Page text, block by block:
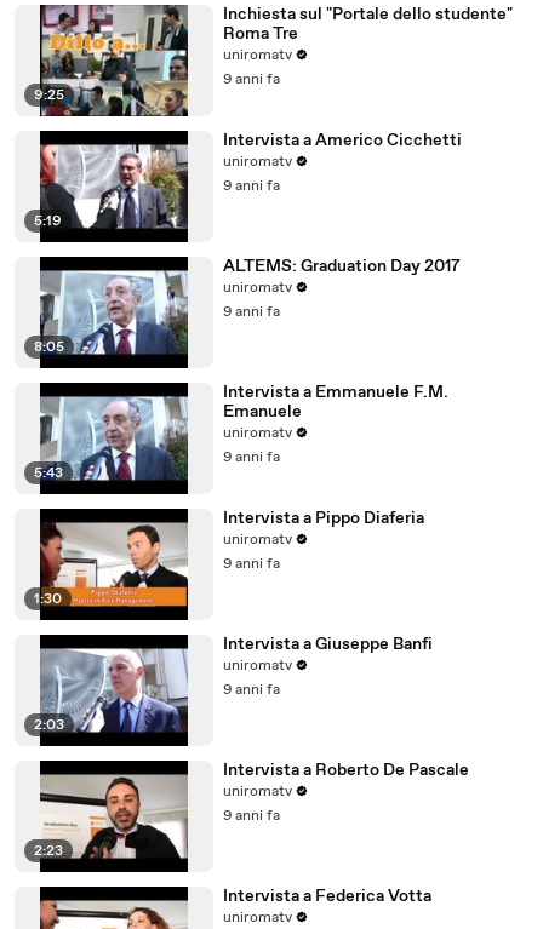
9:25
Inchiesta sul "Portale dello studente"
Roma Tre
uniromatv
9 anni fa
5:19
Intervista a Americo Cicchetti
uniromatv
9 anni fa
8:05
ALTEMS: Graduation Day 2017
uniromatv
9 anni fa
5:43
Intervista a Emmanuele F.M.
Emanuele
uniromatv
9 anni fa
1:30
Intervista a Pippo Diaferia
uniromatv
9 anni fa
2:03
Intervista a Giuseppe Banfi
uniromatv
9 anni fa
2:23
Intervista a Roberto De Pascale
uniromatv
9 anni fa
Intervista a Federica Votta
uniromatv